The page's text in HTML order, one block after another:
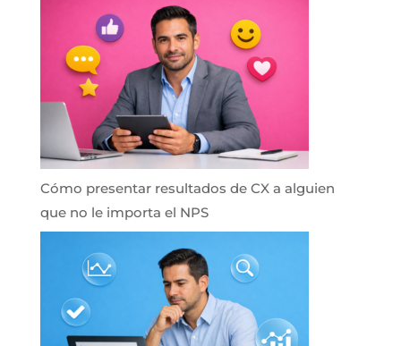
Cómo presentar resultados de CX a alguien
que no le importa el NPS